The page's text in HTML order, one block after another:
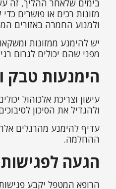
בימים שלאחר ההליך, זה
מזונות רכים או פושרים
ולמנוע החמרה באזורים
יש להימנע ממזונות
מפני שהם יכולים לגרום
הימנעות טבק
עישון וצריכת אלכוהול
ולהגדיל את הסיכון
עדיף להימנע מהרגלים
ההחלמה.
הגעה
הרופא המטפל יקבע